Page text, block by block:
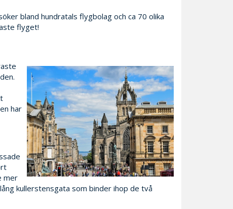
bland hundratals flygbolag och ca 70 olika
flyget!
har
mer
kullerstensgata som binder ihop de två